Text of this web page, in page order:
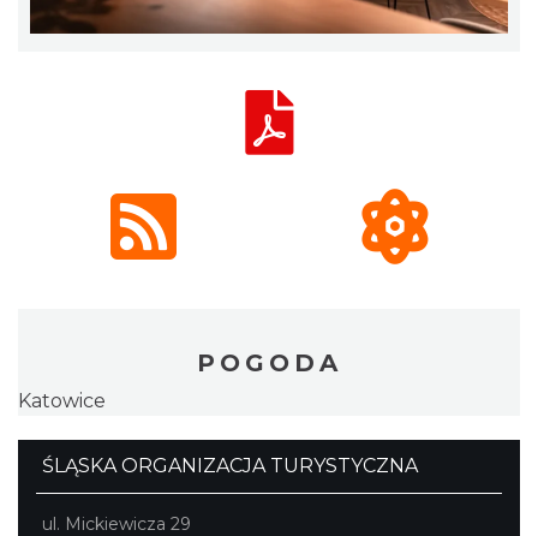
POGODA
Katowice
ŚLĄSKA ORGANIZACJA TURYSTYCZNA
ul. Mickiewicza 29